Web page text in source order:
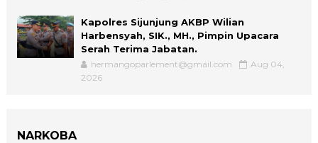
Kapolres Sijunjung AKBP Wilian
Harbensyah, SIK., MH., Pimpin Upacara
Serah Terima Jabatan.
hermangoparlement@gmail.com
Aug 04,
2026
NARKOBA